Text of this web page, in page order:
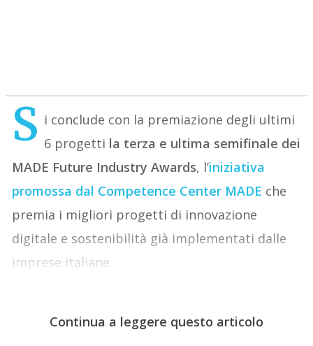
S i conclude con la premiazione degli ultimi
6 progetti la terza e ultima semifinale dei
MADE Future Industry Awards, l’iniziativa
promossa dal Competence Center MADE che
premia i migliori progetti di innovazione
digitale e sostenibilità già implementati dalle
imprese italiane.
Continua a leggere questo articolo